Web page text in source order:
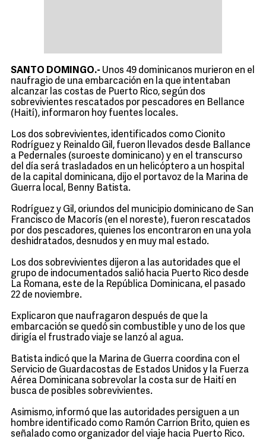
SANTO DOMINGO.- Unos 49 dominicanos murieron en el
naufragio de una embarcación en la que intentaban
alcanzar las costas de Puerto Rico, según dos
sobrevivientes rescatados por pescadores en Bellance
(Haití), informaron hoy fuentes locales.
Los dos sobrevivientes, identificados como Cionito
Rodríguez y Reinaldo Gil, fueron llevados desde Ballance
a Pedernales (suroeste dominicano) y en el transcurso
del día será trasladados en un helicóptero a un hospital
de la capital dominicana, dijo el portavoz de la Marina de
Guerra local, Benny Batista.
Rodríguez y Gil, oriundos del municipio dominicano de San
Francisco de Macorís (en el noreste), fueron rescatados
por dos pescadores, quienes los encontraron en una yola
deshidratados, desnudos y en muy mal estado.
Los dos sobrevivientes dijeron a las autoridades que el
grupo de indocumentados salió hacia Puerto Rico desde
La Romana, este de la República Dominicana, el pasado
22 de noviembre.
Explicaron que naufragaron después de que la
embarcación se quedó sin combustible y uno de los que
dirigía el frustrado viaje se lanzó al agua.
Batista indicó que la Marina de Guerra coordina con el
Servicio de Guardacostas de Estados Unidos y la Fuerza
Aérea Dominicana sobrevolar la costa sur de Haití en
busca de posibles sobrevivientes.
Asimismo, informó que las autoridades persiguen a un
hombre identificado como Ramón Carrion Brito, quien es
señalado como organizador del viaje hacia Puerto Rico.